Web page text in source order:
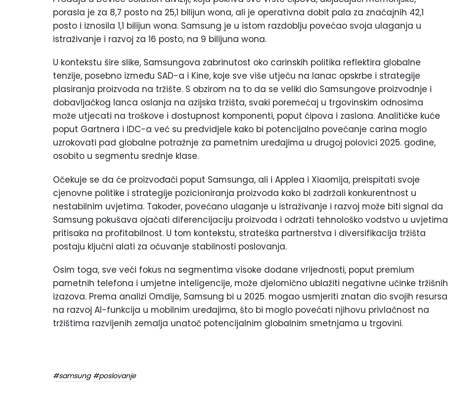
porasla je za 8,7 posto na 25,1 bilijun wona, ali je operativna dobit pala za značajnih 42,1
posto i iznosila 1,1 bilijun wona. Samsung je u istom razdoblju povećao svoja ulaganja u
istraživanje i razvoj za 16 posto, na 9 bilijuna wona.
U kontekstu šire slike, Samsungova zabrinutost oko carinskih politika reflektira globalne
tenzije, posebno između SAD-a i Kine, koje sve više utječu na lanac opskrbe i strategije
plasiranja proizvoda na tržište. S obzirom na to da se veliki dio Samsungove proizvodnje i
dobavljačkog lanca oslanja na azijska tržišta, svaki poremećaj u trgovinskim odnosima
može utjecati na troškove i dostupnost komponenti, poput čipova i zaslona. Analitičke kuće
poput Gartnera i IDC-a već su predvidjele kako bi potencijalno povećanje carina moglo
uzrokovati pad globalne potražnje za pametnim uređajima u drugoj polovici 2025. godine,
osobito u segmentu srednje klase.
Očekuje se da će proizvođači poput Samsunga, ali i Applea i Xiaomija, preispitati svoje
cjenovne politike i strategije pozicioniranja proizvoda kako bi zadržali konkurentnost u
nestabilnim uvjetima. Također, povećano ulaganje u istraživanje i razvoj može biti signal da
Samsung pokušava ojačati diferencijaciju proizvoda i održati tehnološko vodstvo u uvjetima
pritisaka na profitabilnost. U tom kontekstu, strateška partnerstva i diversifikacija tržišta
postaju ključni alati za očuvanje stabilnosti poslovanja.
Osim toga, sve veći fokus na segmentima visoke dodane vrijednosti, poput premium
pametnih telefona i umjetne inteligencije, može djelomično ublažiti negativne učinke tržišnih
izazova. Prema analizi Omdije, Samsung bi u 2025. mogao usmjeriti znatan dio svojih resursa
na razvoj AI-funkcija u mobilnim uređajima, što bi moglo povećati njihovu privlačnost na
tržištima razvijenih zemalja unatoč potencijalnim globalnim smetnjama u trgovini.
#samsung #poslovanje